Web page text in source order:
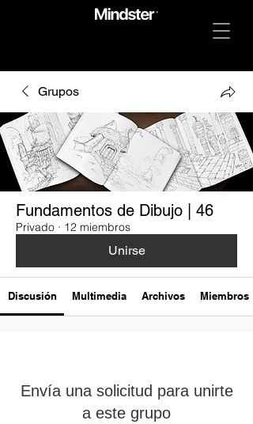
Grupos
Fundamentos de Dibujo | 46
Privado · 12 miembros
Unirse
Discusión Multimedia Archivos Miembros
Envía una solicitud para unirte
a este grupo